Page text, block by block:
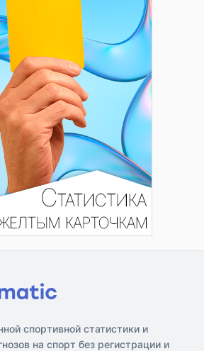
спортивной статистики и
на спорт без регистрации и